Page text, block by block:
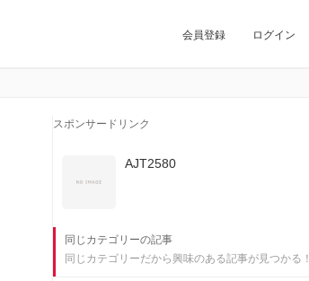
会員登録 ログイン
スポンサードリンク
AJT2580
同じカテゴリーの記事
同じカテゴリーだから興味のある記事が見つかる！